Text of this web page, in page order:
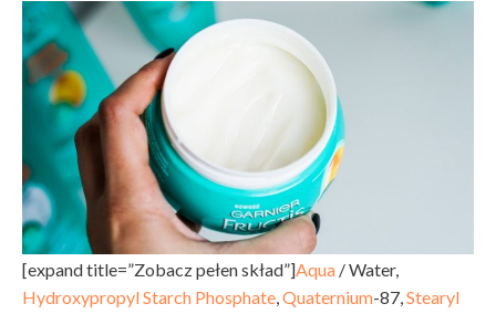
[expand title=”Zobacz pełen skład”]Aqua / Water,
Hydroxypropyl Starch Phosphate Quaternium-87, Stearyl